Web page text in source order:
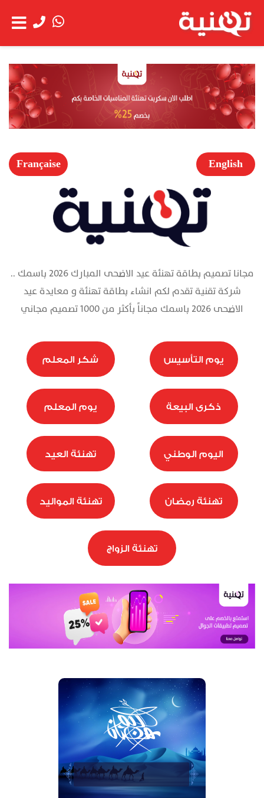
الحساب
شاهد العربة
عن
الشركة
خدمة
العملاء
الخدمات
English
Française
مجانا تصميم بطاقة تهنئة عيد الاضحى المبارك 2026 باسمك ..
شركة تقنية تقدم لكم انشاء بطاقة تهنئة و معايدة عيد
الاضحى 2026 باسمك مجاناً بأكثر من 1000 تصميم مجاني
يوم التأسيس شكر المعلم
ذكرى البيعة يوم المعلم
اليوم الوطني تهنئة العيد
تهنئة رمضان تهنئة المواليد
تهنئة الزواج